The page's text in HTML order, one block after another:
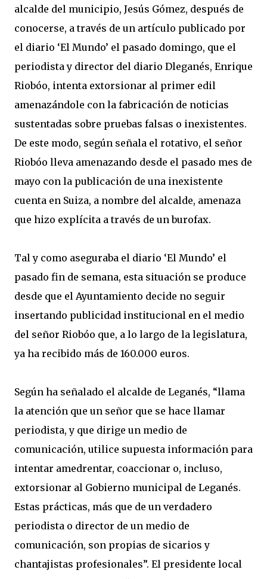
alcalde del municipio, Jesús Gómez, después de
conocerse, a través de un artículo publicado por
el diario ‘El Mundo’ el pasado domingo, que el
periodista y director del diario Dleganés, Enrique
Riobóo, intenta extorsionar al primer edil
amenazándole con la fabricación de noticias
sustentadas sobre pruebas falsas o inexistentes.
De este modo, según señala el rotativo, el señor
Riobóo lleva amenazando desde el pasado mes de
mayo con la publicación de una inexistente
cuenta en Suiza, a nombre del alcalde, amenaza
que hizo explícita a través de un burofax.
Tal y como aseguraba el diario ‘El Mundo’ el
pasado fin de semana, esta situación se produce
desde que el Ayuntamiento decide no seguir
insertando publicidad institucional en el medio
del señor Riobóo que, a lo largo de la legislatura,
ya ha recibido más de 160.000 euros.
Según ha señalado el alcalde de Leganés, “llama
la atención que un señor que se hace llamar
periodista, y que dirige un medio de
comunicación, utilice supuesta información para
intentar amedrentar, coaccionar o, incluso,
extorsionar al Gobierno municipal de Leganés.
Estas prácticas, más que de un verdadero
periodista o director de un medio de
comunicación, son propias de sicarios y
chantajistas profesionales”. El presidente local